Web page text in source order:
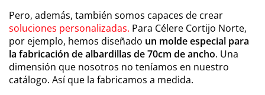
Pero, además, también somos capaces de crear
soluciones personalizadas. Para Célere Cortijo Norte,
por ejemplo, hemos diseñado un molde especial para
la fabricación de albardillas de 70cm de ancho. Una
dimensión que nosotros no teníamos en nuestro
catálogo. Así que la fabricamos a medida.